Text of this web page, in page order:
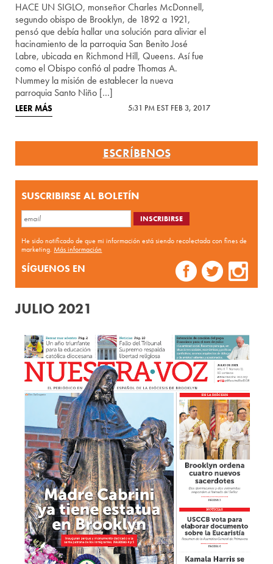
HACE UN SIGLO, monseñor Charles McDonnell,
segundo obispo de Brooklyn, de 1892 a 1921,
pensó que debía hallar una solución para aliviar el
hacinamiento de la parroquia San Benito José
Labre, ubicada en Richmond Hill, Queens. Así fue
como el Obispo confió al padre Thomas A.
Nummey la misión de establecer la nueva
parroquia Santo Niño […]
LEER MÁS 5:31 PM EST FEB 3, 2017
ESCRÍBENOS
SUSCRIBIRSE AL BOLETÍN
He sido notificado de que mi información está siendo recolectada con fines de
marketing.Más información
SÍGUENOS EN
JULIO 2021